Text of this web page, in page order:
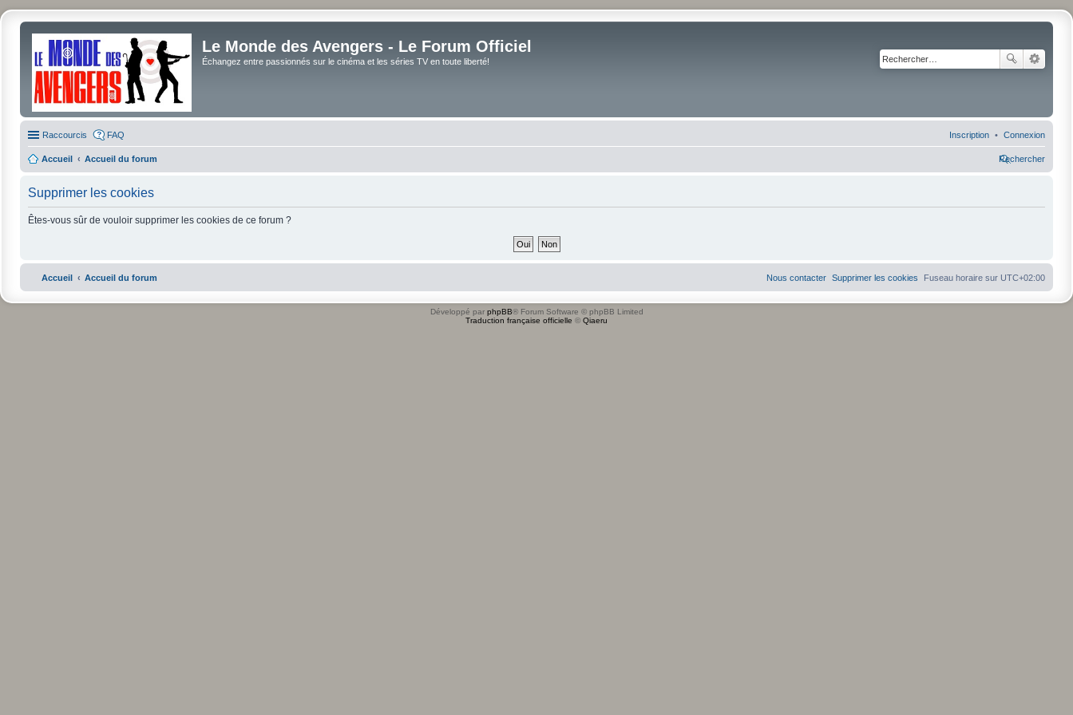
Le Monde des Avengers - Le Forum Officiel
Échangez entre passionnés sur le cinéma et les séries TV en toute liberté!
Raccourcis FAQ Connexion
Inscription
Accueil Accueil du forum Rechercher
Supprimer les cookies
Êtes-vous sûr de vouloir supprimer les cookies de ce forum ?
Accueil Accueil du forum Fuseau horaire sur UTC+02:00
Supprimer les cookies
Nous contacter
Développé par phpBB® Forum Software © phpBB Limited
Traduction française officielle © Qiaeru